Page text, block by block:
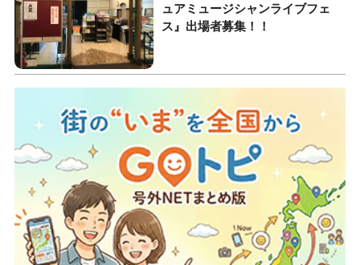
ュアミュージシャンライブフェ
ス』出場者募集！！